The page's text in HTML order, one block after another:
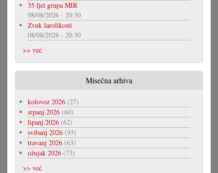
35 ljet grupa MIR
08/08/2026 - 20:30
Zvuk šarolikosti
08/08/2026 - 20:30
>> već
Misečna arhiva
kolovoz 2026 (27)
srpanj 2026 (60)
lipanj 2026 (62)
svibanj 2026 (93)
travanj 2026 (63)
ožujak 2026 (73)
>> već